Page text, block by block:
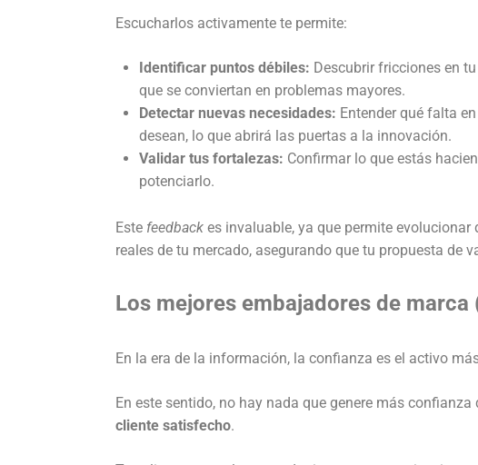
Escucharlos activamente te permite:
Identificar puntos débiles: Descubrir fricciones en
que se conviertan en problemas mayores.
Detectar nuevas necesidades: Entender qué falta
desean, lo que abrirá las puertas a la innovación.
Validar tus fortalezas: Confirmar lo que estás
potenciarlo.
Este feedback es invaluable, ya que permite
reales de tu mercado, asegurando que tu propuesta de
Los mejores embajadores de
En la era de la información, la confianza es el activo
En este sentido, no hay nada que genere más confianza
cliente satisfecho.